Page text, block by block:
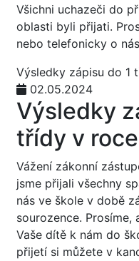
Všichni uchazeči do
oblasti byli přijati.
nebo telefonicky o
Výsledky zápisu do 1
02.05.2024
Výsledky
třídy v
Vážení zákonní
jsme přijali všechny
nás ve škole v době
sourozence.
Vaše dítě k nám do
přijetí si můžete v